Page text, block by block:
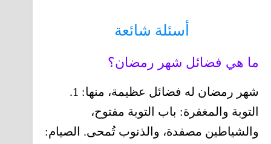
أسئلة شائعة
ما هي فضائل شهر رمضان؟
شهر رمضان له فضائل عظيمة، منها: 1.
التوبة والمغفرة: باب التوبة مفتوح،
والشياطين مصفدة، والذنوب تُمحى. الصيام: